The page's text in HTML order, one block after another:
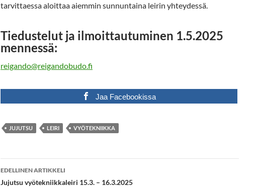
tarvittaessa aloittaa aiemmin sunnuntaina leirin yhteydessä.
Tiedustelut ja ilmoittautuminen 1.5.2025
mennessä:
reigando@reigandobudo.fi
Jaa Facebookissa
JUJUTSU LEIRI VYÖTEKNIIKKA
Artikkelien
selaus
EDELLINEN ARTIKKELI
Jujutsu vyötekniikkaleiri 15.3. – 16.3.2025